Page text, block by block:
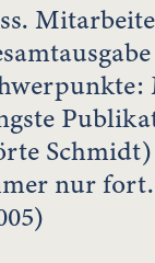
nur